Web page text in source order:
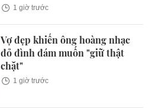
1 giờ trước
Vợ đẹp khiến ông hoàng nhạc
đỏ đình đám muốn "giữ thật
chặt"
1 giờ trước